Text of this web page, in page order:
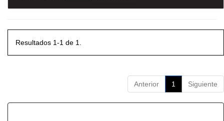
Resultados 1-1 de 1.
Anterior 1 Siguiente